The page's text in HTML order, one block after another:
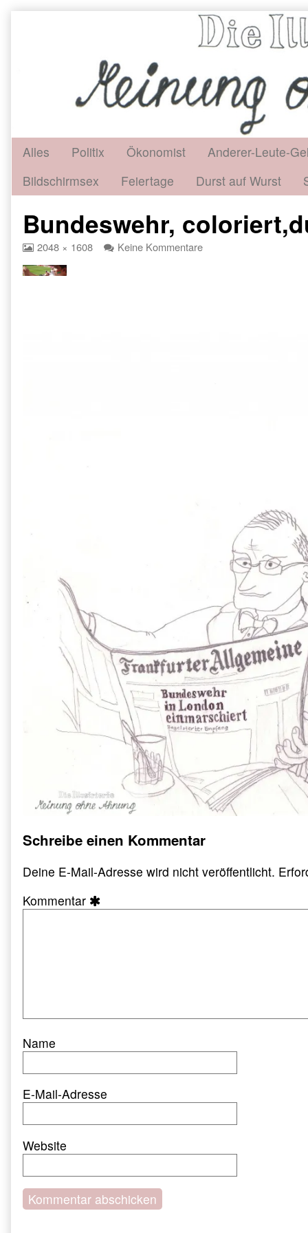
Alles Politix Ökonomist
Anderer-Leute-
Bildschirmsex
Feiertage Durst auf Wurst
Bundeswehr,
View
at
2048 × 1608 Keine Kommentarezu
Schreibe einen Kommentar
Deine E-Mail-Adresse wird nicht veröffentlicht.
Kommentar
Name
E-Mail-Adresse
Website